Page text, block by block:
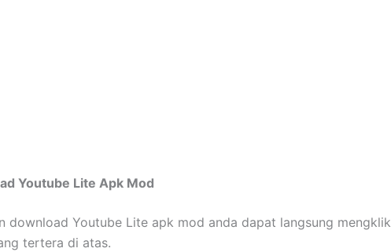
Youtube Lite Apk Mod
download Youtube Lite apk mod anda dapat langsung mengklik
tertera di atas.